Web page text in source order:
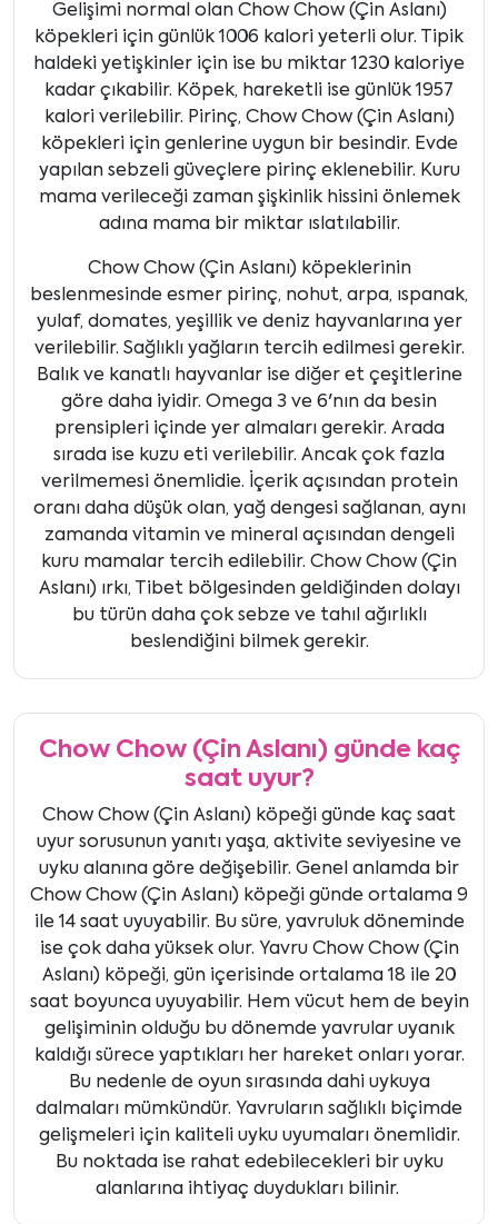
Gelişimi normal olan Chow Chow (Çin Aslanı)
köpekleri için günlük 1006 kalori yeterli olur. Tipik
haldeki yetişkinler için ise bu miktar 1230 kaloriye
kadar çıkabilir. Köpek, hareketli ise günlük 1957
kalori verilebilir. Pirinç, Chow Chow (Çin Aslanı)
köpekleri için genlerine uygun bir besindir. Evde
yapılan sebzeli güveçlere pirinç eklenebilir. Kuru
mama verileceği zaman şişkinlik hissini önlemek
adına mama bir miktar ıslatılabilir.
Chow Chow (Çin Aslanı) köpeklerinin
beslenmesinde esmer pirinç, nohut, arpa, ıspanak,
yulaf, domates, yeşillik ve deniz hayvanlarına yer
verilebilir. Sağlıklı yağların tercih edilmesi gerekir.
Balık ve kanatlı hayvanlar ise diğer et çeşitlerine
göre daha iyidir. Omega 3 ve 6'nın da besin
prensipleri içinde yer almaları gerekir. Arada
sırada ise kuzu eti verilebilir. Ancak çok fazla
verilmemesi önemlidie. İçerik açısından protein
oranı daha düşük olan, yağ dengesi sağlanan, aynı
zamanda vitamin ve mineral açısından dengeli
kuru mamalar tercih edilebilir. Chow Chow (Çin
Aslanı) ırkı, Tibet bölgesinden geldiğinden dolayı
bu türün daha çok sebze ve tahıl ağırlıklı
beslendiğini bilmek gerekir.
Chow Chow (Çin Aslanı) günde kaç
saat uyur?
Chow Chow (Çin Aslanı) köpeği günde kaç saat
uyur sorusunun yanıtı yaşa, aktivite seviyesine ve
uyku alanına göre değişebilir. Genel anlamda bir
Chow Chow (Çin Aslanı) köpeği günde ortalama 9
ile 14 saat uyuyabilir. Bu süre, yavruluk döneminde
ise çok daha yüksek olur. Yavru Chow Chow (Çin
Aslanı) köpeği, gün içerisinde ortalama 18 ile 20
saat boyunca uyuyabilir. Hem vücut hem de beyin
gelişiminin olduğu bu dönemde yavrular uyanık
kaldığı sürece yaptıkları her hareket onları yorar.
Bu nedenle de oyun sırasında dahi uykuya
dalmaları mümkündür. Yavruların sağlıklı biçimde
gelişmeleri için kaliteli uyku uyumaları önemlidir.
Bu noktada ise rahat edebilecekleri bir uyku
alanlarına ihtiyaç duydukları bilinir.